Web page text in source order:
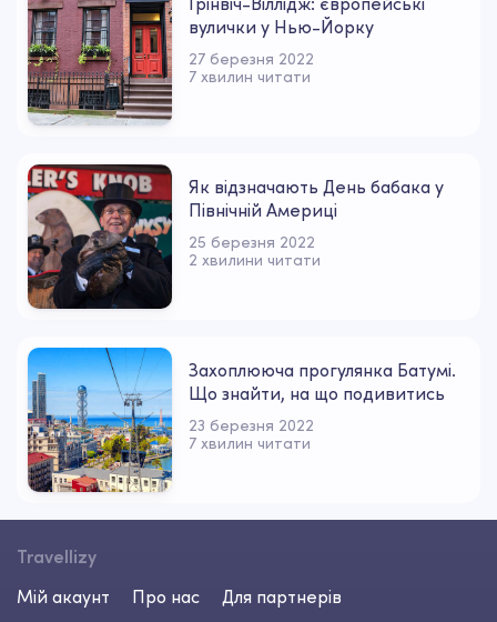
вулички у Нью-Йорку
27 березня 2022
7 хвилин читати
Як відзначають День бабака у
Північній Америці
25 березня 2022
2 хвилини читати
Захоплююча прогулянка Батумі.
Що знайти, на що подивитись
23 березня 2022
7 хвилин читати
Travellizy
Мій акаунт
Про нас
Для партнерів